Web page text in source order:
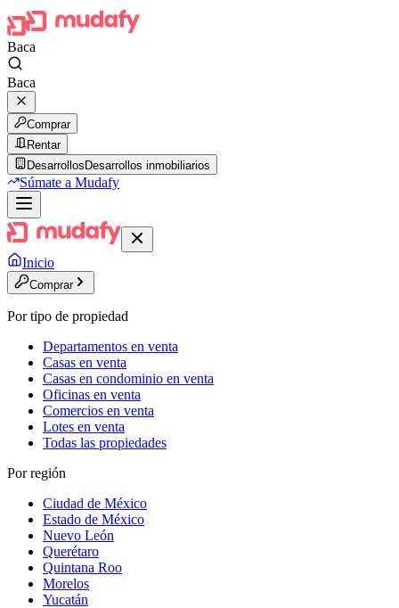
Baca
Baca
Comprar
Rentar
Desarrollos Desarrollos inmobiliarios
Súmate a Mudafy
Inicio
Comprar
Por tipo de propiedad
Departamentos en venta
Casas en venta
Casas en condominio en venta
Oficinas en venta
Comercios en venta
Lotes en venta
Todas las propiedades
Por región
Ciudad de México
Estado de México
Nuevo León
Querétaro
Quintana Roo
Morelos
Yucatán